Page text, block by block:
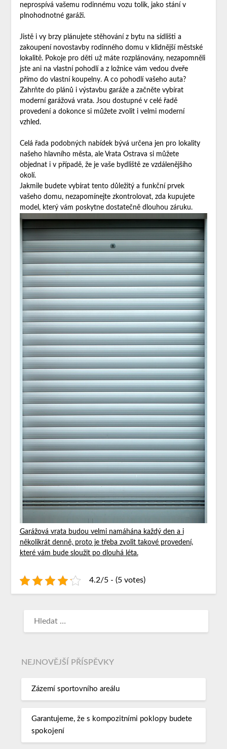
neprospívá vašemu rodinnému vozu tolik, jako stání v
plnohodnotné garáži.
Jistě i vy brzy plánujete stěhování z bytu na sídlišti a
zakoupení novostavby rodinného domu v klidnější městské
lokalitě. Pokoje pro děti už máte rozplánovány, nezapomněli
jste ani na vlastní pohodlí a z ložnice vám vedou dveře
přímo do vlastní koupelny. A co pohodlí vašeho auta?
Zahrňte do plánů i výstavbu garáže a začněte vybírat
moderní garážová vrata. Jsou dostupné v celé řadě
provedení a dokonce si můžete zvolit i velmi moderní
vzhled.
Celá řada podobných nabídek bývá určena jen pro lokality
našeho hlavního města, ale Vrata Ostrava si můžete
objednat i v případě, že je vaše bydliště ze vzdálenějšího
okolí.
Jakmile budete vybírat tento důležitý a funkční prvek
vašeho domu, nezapomínejte zkontrolovat, zda kupujete
model, který vám poskytne dostatečně dlouhou záruku.
Garážová vrata budou velmi namáhána každý den a i
několikrát denně, proto je třeba zvolit takové provedení,
které vám bude sloužit po dlouhá léta.
4.2/5 - (5 votes)
NEJNOVĚJŠÍ PŘÍSPĚVKY
Zázemí sportovního areálu
Garantujeme, že s kompozitními poklopy budete
spokojení